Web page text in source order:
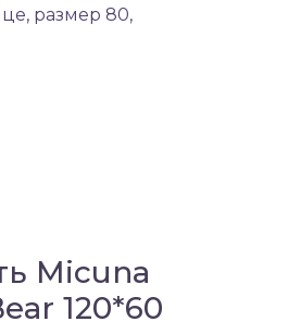
размер 80,
Micuna
120*60